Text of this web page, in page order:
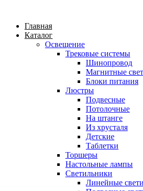
Главная
Каталог
Освещение
Трековые системы
Шинопровод
Магнитные
Блоки питания
Люстры
Подвесные
Потолочные
На штанге
Из хрусталя
Детские
Таблетки
Торшеры
Настольные лампы
Светильники
Линейные